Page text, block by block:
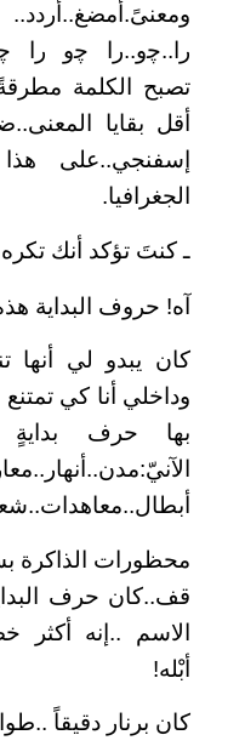
را..ﭼو..را ﭼو را
تصبح الكلمة
أقل بقايا
إسفنجي..على
الجغرافيا.
ـ كنتَ تؤكد أنك
آه! حروف البداية
كان يبدو لي أنها
وداخلي أنا كي
بها حرف بدايةٍ
محظورات الذاكرة
قف..كان حرف
الاسم ..إنه أكثر
أبْله!
كان برنار دقيقاً